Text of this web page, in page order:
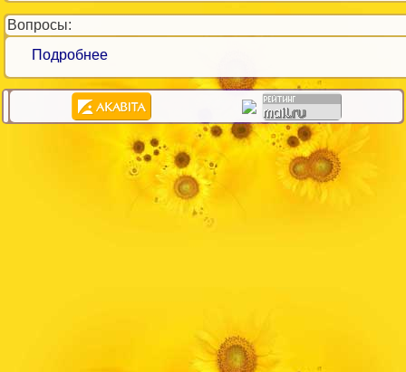
Вопросы:
Подробнее